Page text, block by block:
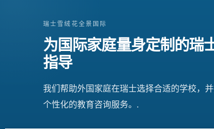
瑞士雪绒花全景国际
为国际家庭量身定制的瑞
指导
我们帮助外国家庭在瑞士选择合适的学校，并
个性化的教育咨询服务。.